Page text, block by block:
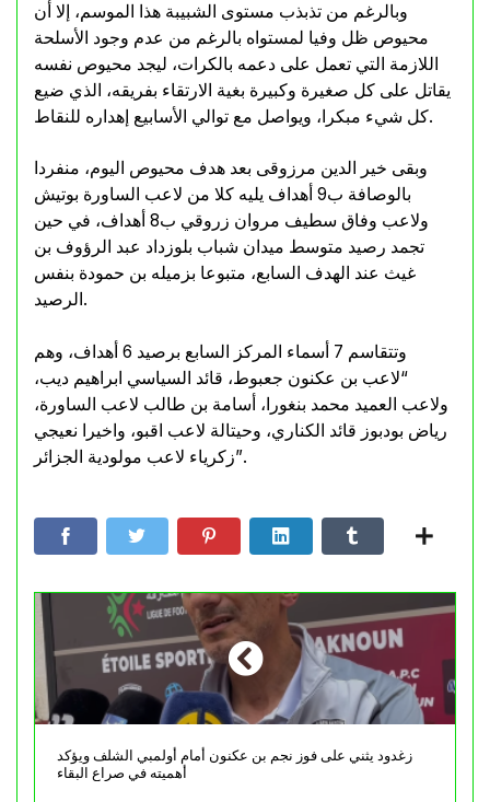
وبالرغم من تذبذب مستوى الشبيبة هذا الموسم، إلا أن
محيوص ظل وفيا لمستواه بالرغم من عدم وجود الأسلحة
اللازمة التي تعمل على دعمه بالكرات، ليجد محيوص نفسه
يقاتل على كل صغيرة وكبيرة بغية الارتقاء بفريقه، الذي ضيع
كل شيء مبكرا، ويواصل مع توالي الأسابيع إهداره للنقاط.
وبقى خير الدين مرزوقى بعد هدف محيوص اليوم، منفردا
بالوصافة ب9 أهداف يليه كلا من لاعب الساورة بوتيش
ولاعب وفاق سطيف مروان زروقي ب8 أهداف، في حين
تجمد رصيد متوسط ميدان شباب بلوزداد عبد الرؤوف بن
غيث عند الهدف السابع، متبوعا بزميله بن حمودة بنفس
الرصيد.
وتتقاسم 7 أسماء المركز السابع برصيد 6 أهداف، وهم
“لاعب بن عكنون جعبوط، قائد السياسي ابراهيم ديب،
ولاعب العميد محمد بنغورا، أسامة بن طالب لاعب الساورة،
رياض بودبوز قائد الكناري، وحيتالة لاعب اقبو، واخيرا نعيجي
زكرياء لاعب مولودية الجزائر”.
زغدود يثني على فوز نجم بن عكنون أمام أولمبي الشلف ويؤكد
أهميته في صراع البقاء